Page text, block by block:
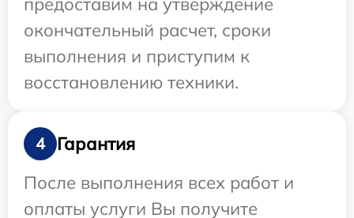
окончательный расчет, сроки
выполнения и приступим к
восстановлению техники.
4
Гарантия
После выполнения всех работ и
оплаты услуги Вы получите